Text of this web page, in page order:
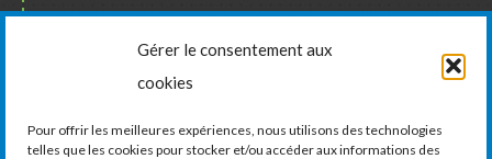
Gérer le consentement aux
cookies
Pour offrir les meilleures expériences, nous utilisons des technologies
telles que les cookies pour stocker et/ou accéder aux informations des
NOUS JOINDRE
L’ORDRE DES BÂTISSEURS